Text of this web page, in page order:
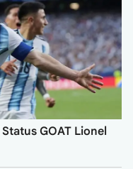
GOAT Lionel